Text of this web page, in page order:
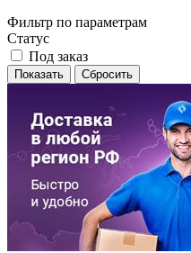
Фильтр по параметрам
Статус
Под заказ
Сбросить